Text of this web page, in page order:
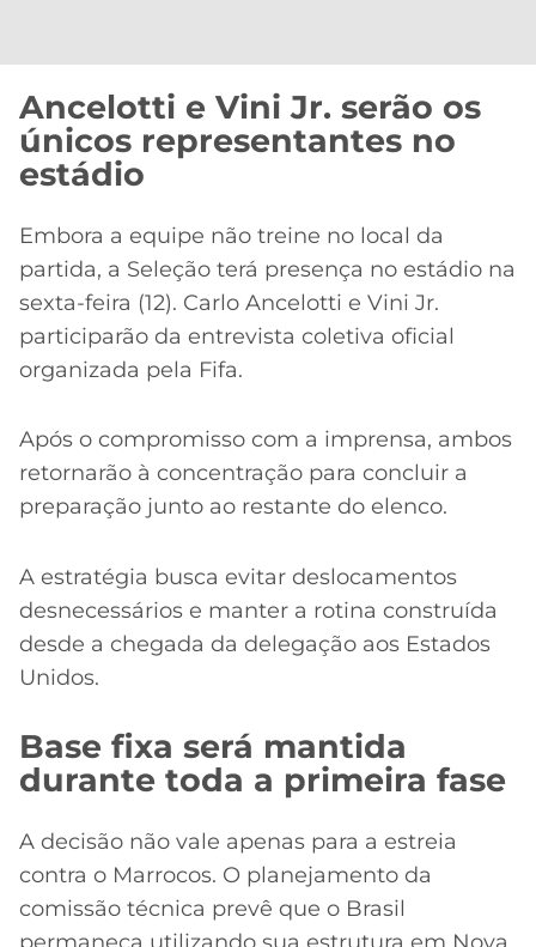
Ancelotti e Vini Jr. serão os
únicos representantes no
estádio
Embora a equipe não treine no local da
partida, a Seleção terá presença no estádio na
sexta-feira (12). Carlo Ancelotti e Vini Jr.
participarão da entrevista coletiva oficial
organizada pela Fifa.
Após o compromisso com a imprensa, ambos
retornarão à concentração para concluir a
preparação junto ao restante do elenco.
A estratégia busca evitar deslocamentos
desnecessários e manter a rotina construída
desde a chegada da delegação aos Estados
Unidos.
Base fixa será mantida
durante toda a primeira fase
A decisão não vale apenas para a estreia
contra o Marrocos. O planejamento da
comissão técnica prevê que o Brasil